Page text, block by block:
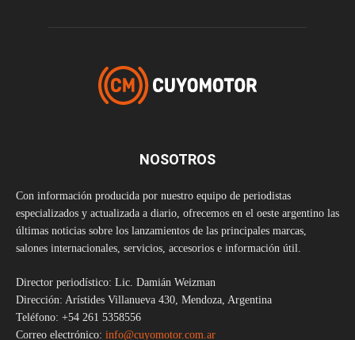
NOSOTROS
Con información producida por nuestro equipo de periodistas
especializados y actualizada a diario, ofrecemos en el oeste argentino las
últimas noticias sobre los lanzamientos de las principales marcas,
salones internacionales, servicios, accesorios e información útil.
Director periodístico: Lic. Damián Weizman
Dirección: Arístides Villanueva 430, Mendoza, Argentina
Teléfono: +54 261 5358556
Correo electrónico: info@cuyomotor.com.ar